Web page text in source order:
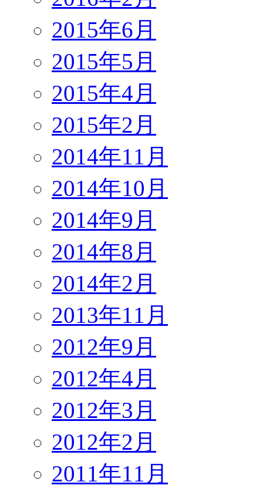
2015年6月
2015年5月
2015年4月
2015年2月
2014年11月
2014年10月
2014年9月
2014年8月
2014年2月
2013年11月
2012年9月
2012年4月
2012年3月
2012年2月
2011年11月